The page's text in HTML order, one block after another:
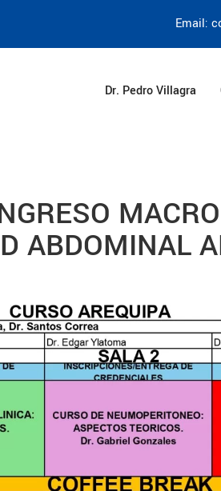
Email:
Dr. Pedro Villagra
ABDOMINAL